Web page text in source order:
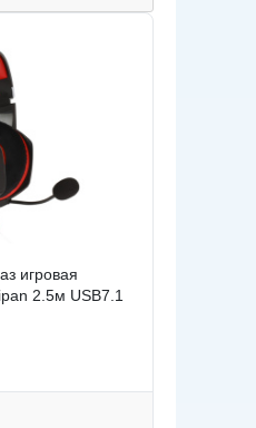
игровая
2.5м USB7.1